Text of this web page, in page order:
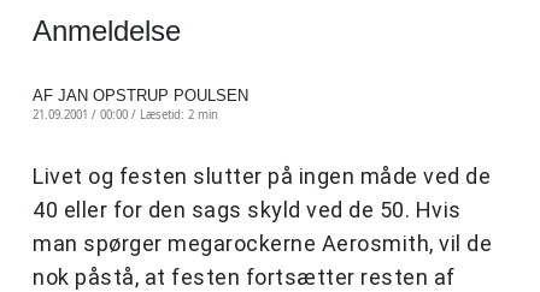
Anmeldelse
AF JAN OPSTRUP POULSEN
21.09.2001 / 00:00 / Læsetid: 2 min
Livet og festen slutter på ingen måde ved de
40 eller for den sags skyld ved de 50. Hvis
man spørger megarockerne Aerosmith, vil de
nok påstå, at festen fortsætter resten af